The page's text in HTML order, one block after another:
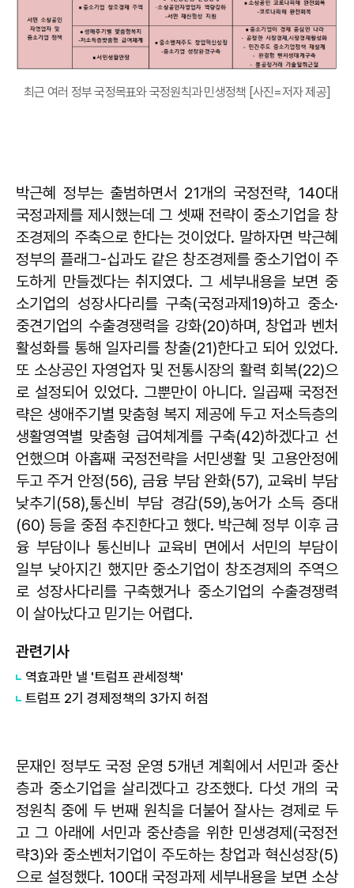
최근 여러 정부 국정목표와 국정원칙과 민생정책 [사진=저자 제공]
박근혜 정부는 출범하면서 21개의 국정전략, 140대
국정과제를 제시했는데 그 셋째 전략이 중소기업을 창
조경제의 주축으로 한다는 것이었다. 말하자면 박근혜
정부의 플래그-십과도 같은 창조경제를 중소기업이 주
도하게 만들겠다는 취지였다. 그 세부내용을 보면 중
소기업의 성장사다리를 구축(국정과제19)하고 중소·
중견기업의 수출경쟁력을 강화(20)하며, 창업과 벤처
활성화를 통해 일자리를 창출(21)한다고 되어 있었다.
또 소상공인 자영업자 및 전통시장의 활력 회복(22)으
로 설정되어 있었다. 그뿐만이 아니다. 일곱째 국정전
략은 생애주기별 맞춤형 복지 제공에 두고 저소득층의
생활영역별 맞춤형 급여체계를 구축(42)하겠다고 선
언했으며 아홉째 국정전략을 서민생활 및 고용안정에
두고 주거 안정(56), 금융 부담 완화(57), 교육비 부담
낮추기(58),통신비 부담 경감(59),농어가 소득 증대
(60) 등을 중점 추진한다고 했다. 박근혜 정부 이후 금
융 부담이나 통신비나 교육비 면에서 서민의 부담이
일부 낮아지긴 했지만 중소기업이 창조경제의 주역으
로 성장사다리를 구축했거나 중소기업의 수출경쟁력
이 살아났다고 믿기는 어렵다.
관련기사
역효과만 낼 '트럼프 관세정책'
트럼프 2기 경제정책의 3가지 허점
문재인 정부도 국정 운영 5개년 계획에서 서민과 중산
층과 중소기업을 살리겠다고 강조했다. 다섯 개의 국
정원칙 중에 두 번째 원칙을 더불어 잘사는 경제로 두
고 그 아래에 서민과 중산층을 위한 민생경제(국정전
략3)와 중소벤처기업이 주도하는 창업과 혁신성장(5)
으로 설정했다. 100대 국정과제 세부내용을 보면 소상